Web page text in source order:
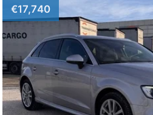
€17,740